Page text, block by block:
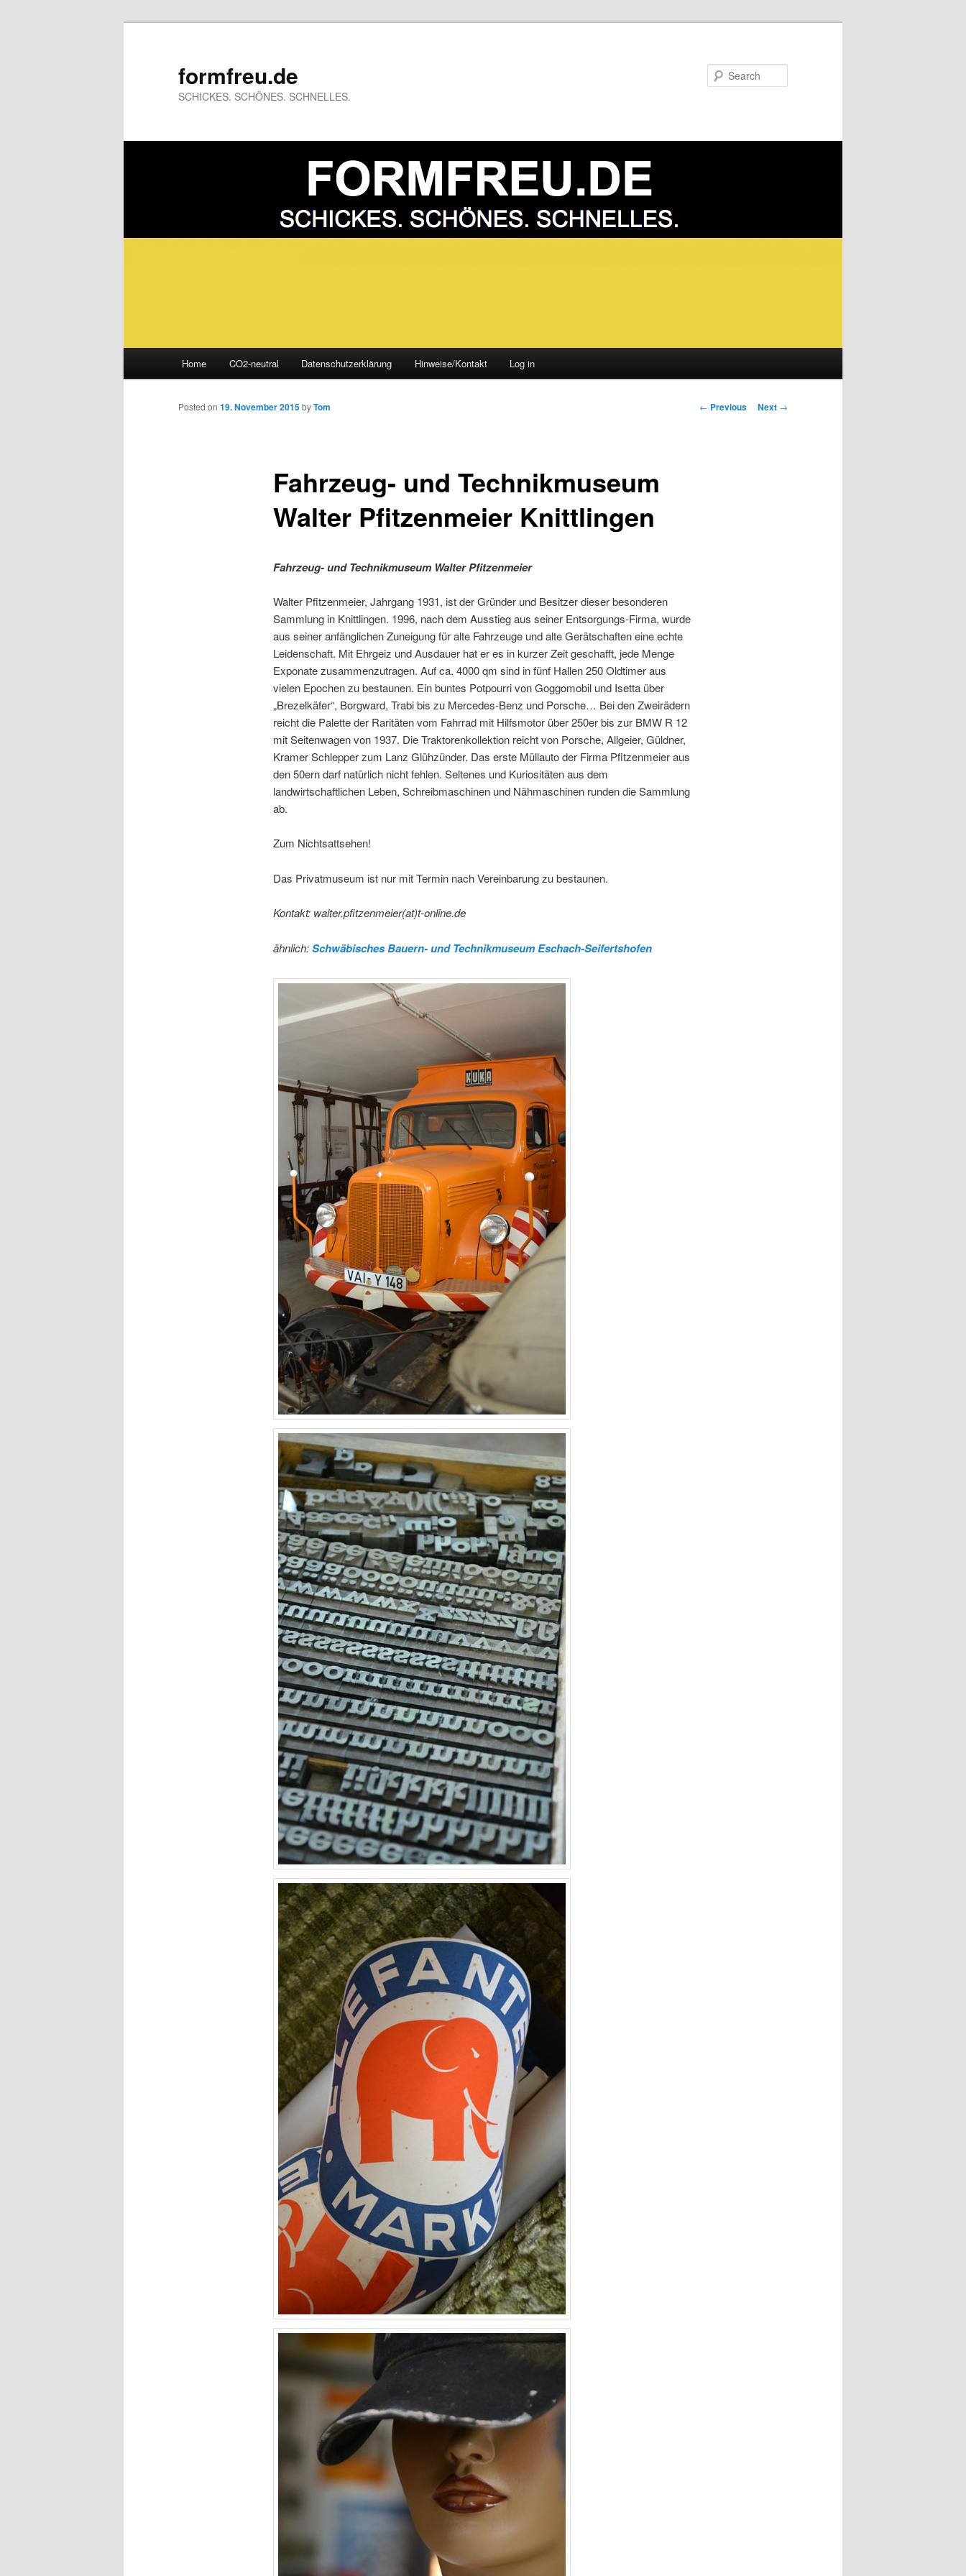
formfreu.de
SCHICKES. SCHÖNES. SCHNELLES.
Skip
to
Home CO2-neutral Datenschutzerklärung Hinweise/Kontakt Log in
Post
← Previous Next →
Fahrzeug- und Technikmuseum
Walter Pfitzenmeier Knittlingen
Posted on 19. November 2015byTom
Fahrzeug- und Technikmuseum Walter Pfitzenmeier
Walter Pfitzenmeier, Jahrgang 1931, ist der Gründer und Besitzer dieser besonderen
Sammlung in Knittlingen. 1996, nach dem Ausstieg aus seiner Entsorgungs-Firma, wurde
aus seiner anfänglichen Zuneigung für alte Fahrzeuge und alte Gerätschaften eine echte
Leidenschaft. Mit Ehrgeiz und Ausdauer hat er es in kurzer Zeit geschafft, jede Menge
Exponate zusammenzutragen. Auf ca. 4000 qm sind in fünf Hallen 250 Oldtimer aus
vielen Epochen zu bestaunen. Ein buntes Potpourri von Goggomobil und Isetta über
„Brezelkäfer“, Borgward, Trabi bis zu Mercedes-Benz und Porsche… Bei den Zweirädern
reicht die Palette der Raritäten vom Fahrrad mit Hilfsmotor über 250er bis zur BMW R 12
mit Seitenwagen von 1937. Die Traktorenkollektion reicht von Porsche, Allgeier, Güldner,
Kramer Schlepper zum Lanz Glühzünder. Das erste Müllauto der Firma Pfitzenmeier aus
den 50ern darf natürlich nicht fehlen. Seltenes und Kuriositäten aus dem
landwirtschaftlichen Leben, Schreibmaschinen und Nähmaschinen runden die Sammlung
ab.
Zum Nichtsattsehen!
Das Privatmuseum ist nur mit Termin nach Vereinbarung zu bestaunen.
Kontakt: walter.pfitzenmeier(at)t-online.de
ähnlich:Schwäbisches Bauern- und Technikmuseum Eschach-Seifertshofen